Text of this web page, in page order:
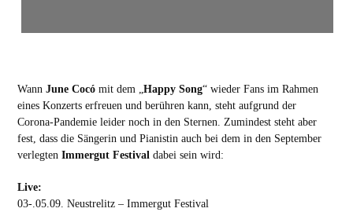
Wann June Cocómit dem „Happy Song“ wieder Fans im Rahmen
eines Konzerts erfreuen und berühren kann, steht aufgrund der
Corona-Pandemie leider noch in den Sternen. Zumindest steht aber
fest, dass die Sängerin und Pianistin auch bei dem in den September
verlegten Immergut Festivaldabei sein wird:
Live:
03-.05.09. Neustrelitz – Immergut Festival